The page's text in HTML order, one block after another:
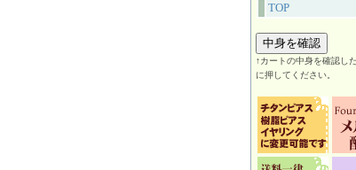
TOP
↑カートの中身を確認し
に押してください。